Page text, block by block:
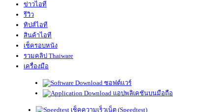
ข่าวไอที
รีวิว
ทิปส์ไอที
สินค้าไอที
เช็ครอบหนัง
รวมคลิป Thaiware
เครื่องมือ
ซอฟต์แวร์
แอปพลิเคชันบนมือถือ
เช็คความเร็วเน็ต (Speedtest)